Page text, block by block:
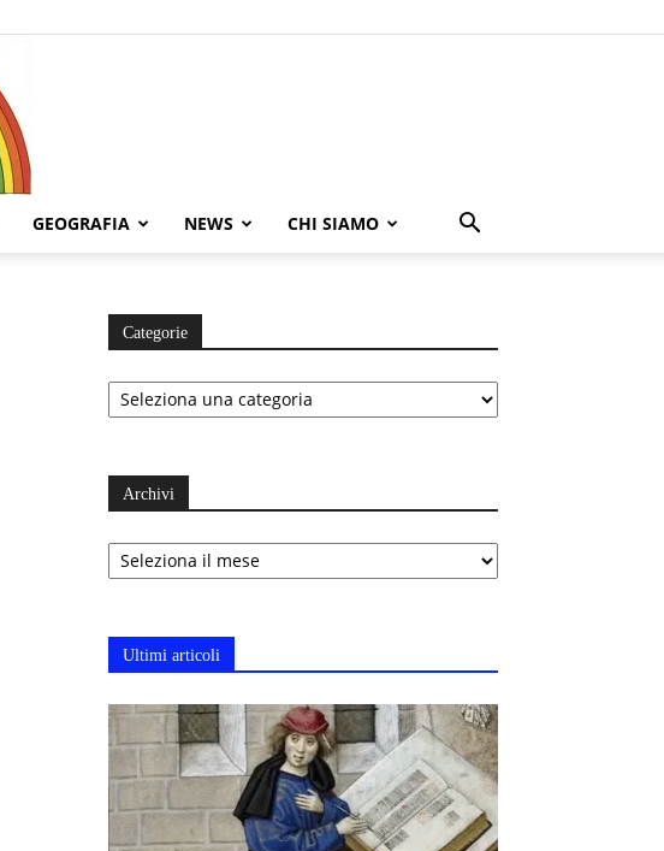
GEOGRAFIA NEWS CHI SIAMO
Categorie
Categorie
Archivi
Archivi
Ultimi articoli